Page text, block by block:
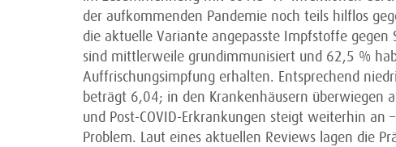
der aufkommenden Pandemie noch teils hilflos
die aktuelle Variante angepasste Impfstoffe gegen
sind mittlerweile grundimmunisiert und 62,5 %
Auffrischungsimpfung erhalten. Entsprechend
beträgt 6,04; in den Krankenhäusern überwiegen
und Post-COVID-Erkrankungen steigt weiterhin an
Problem. Laut eines aktuellen Reviews lagen die